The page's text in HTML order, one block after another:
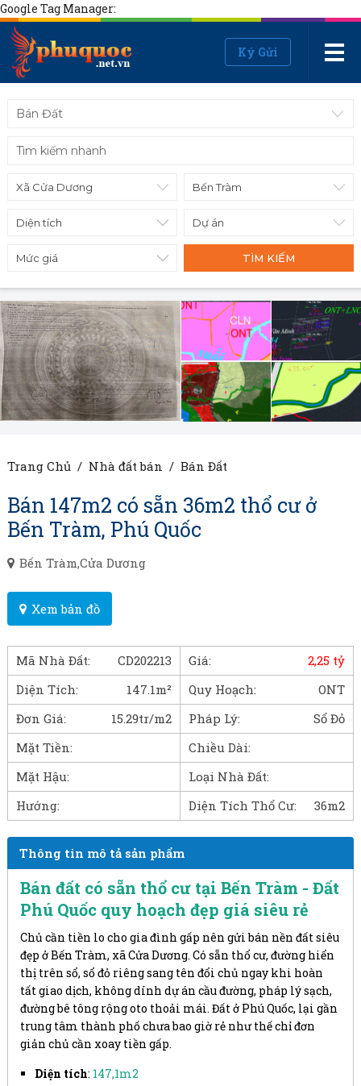
Google Tag Manager:
Ký Gửi
Bán Đất
Diện tích
Mức giá TÌM KIẾM
Trang Chủ/ Nhà đất bán / Bán Đất
Bán 147m2 có sẵn 36m2 thổ cư ở
Bến Tràm, Phú Quốc
Bến Tràm,Cửa Dương
Xem bản đồ
Mã Nhà Đất: CD202213 Giá:
2,25 tỷ
Diện Tích:
147.1m² Quy Hoạch:
ONT
Đơn Giá:
15.29tr/m2 Pháp Lý:
Sổ Đỏ
Mặt Tiền:
Chiều Dài:
Mặt Hậu:
Loại Nhà Đất:
Hướng:
Diện Tích Thổ Cư: 36m2
Thông tin mô tả sản phẩm
Bán đất có sẵn thổ cư tại Bến Tràm - Đất
Phú Quốc quy hoạch đẹp giá siêu rẻ
Chủ cần tiền lo cho gia đình gấp nên gửi bán nền đất siêu
đẹp ở Bến Tràm, xã Cửa Dương. Có sẵn thổ cư, đường hiển
thị trên sổ, sổ đỏ riêng sang tên đổi chủ ngay khi hoàn
tất giao dịch, không dính dự án cầu đường, pháp lý sạch,
đường bê tông rộng oto thoải mái. Đất ở Phú Quốc, lại gần
trung tâm thành phố chưa bao giờ rẻ như thế chỉ đơn
giản chủ cần xoay tiền gấp.
Diện tích: 147,1m2